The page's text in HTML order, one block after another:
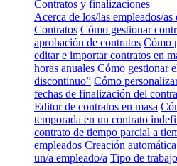
Contratos y finalizaciones
Acerca de los/las empleados/as
Contratos Cómo gestionar
aprobación de contratos Cómo
editar e importar contratos en
horas anuales Cómo gestionar
discontinuo” Cómo
fechas de finalización del
Editor de contratos en masa
temporada en un contrato
contrato de tiempo parcial a
empleados Creación
un/a empleado/a Tipo de